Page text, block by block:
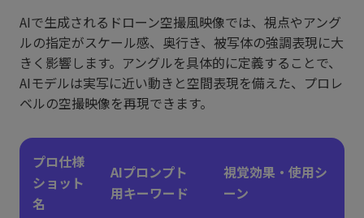
AIで生成されるドローン空撮風映像では、視点やアング
ルの指定がスケール感、奥行き、被写体の強調表現に大
きく影響します。アングルを具体的に定義することで、
AIモデルは実写に近い動きと空間表現を備えた、プロレ
ベルの空撮映像を再現できます。
プロ仕様
ショット
名
AIプロンプト
用キーワード
視覚効果・使用シ
ーン